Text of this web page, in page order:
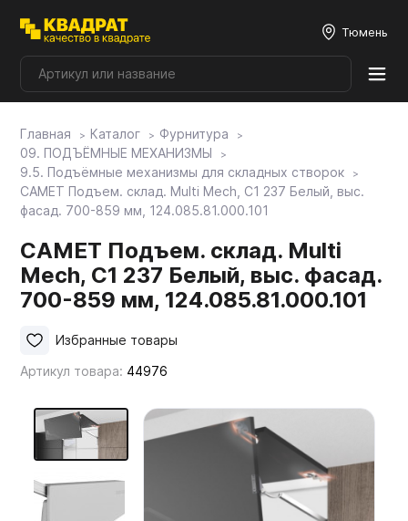
Тюмень
Плитные материалы
Фурнитура
Столешницы
Фасады
Мебельные образцы, каталоги
Главная Каталог
Фурнитура
09. ПОДЪЁМНЫЕ МЕХАНИЗМЫ
9.5. Подъёмные механизмы для складных створок
САМЕТ Подъем. склад. Multi Mech, C1 237 Белый, выс.
фасад. 700-859 мм, 124.085.81.000.101
САМЕТ Подъем. склад. Multi
Mech, C1 237 Белый, выс. фасад.
700-859 мм, 124.085.81.000.101
Артикул товара: 44976
Избранные товары